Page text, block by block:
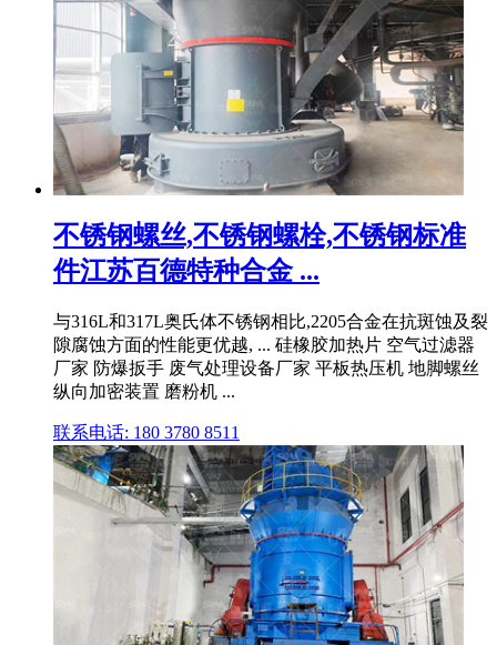
不锈钢螺丝,不锈钢螺栓,不锈钢标准
件江苏百德特种合金 ...
与316L和317L奥氏体不锈钢相比,2205合金在抗斑蚀及裂
隙腐蚀方面的性能更优越, ... 硅橡胶加热片 空气过滤器
厂家 防爆扳手 废气处理设备厂家 平板热压机 地脚螺丝
纵向加密装置 磨粉机 ...
联系电话: 180 3780 8511